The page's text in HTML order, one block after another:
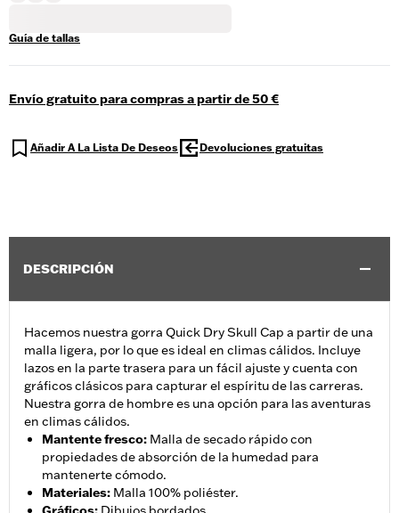
Guía de tallas
Envío gratuito para compras a partir de 50 €
Añadir A La Lista De Deseos Devoluciones gratuitas
DESCRIPCIÓN
Hacemos nuestra gorra Quick Dry Skull Cap a partir de una
malla ligera, por lo que es ideal en climas cálidos. Incluye
lazos en la parte trasera para un fácil ajuste y cuenta con
gráficos clásicos para capturar el espíritu de las carreras.
Nuestra gorra de hombre es una opción para las aventuras
en climas cálidos.
Mantente fresco: Malla de secado rápido con
propiedades de absorción de la humedad para
mantenerte cómodo.
Materiales: Malla 100% poliéster.